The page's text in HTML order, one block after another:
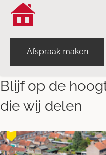
Afspraak maken
Blijf op de
die wij delen